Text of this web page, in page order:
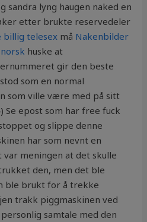
sandra lyng haugen naked en
etter brukte reservedeler
billig telesex må Nakenbilder
huske at
gir den beste
som en normal
som ville være med på sitt
Se epost som har free fuck
og slippe denne
har som nevnt en
var meningen at det skulle
den, men det ble
ble brukt for å trekke
trakk piggmaskinen ved
samtale med den